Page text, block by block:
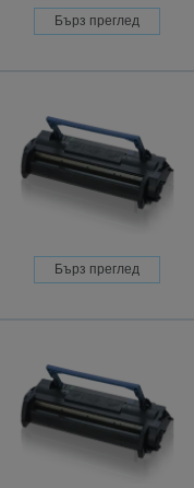
Бърз преглед
Бърз преглед